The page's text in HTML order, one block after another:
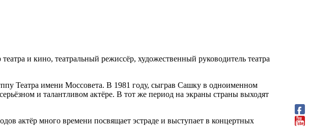
и кино, театральный режиссёр, художественный руководитель театра
Театра имени Моссовета. В 1981 году, сыграв Сашку в одноименном
и талантливом актёре. В тот же период на экраны страны выходят
актёр много времени посвящает эстраде и выступает в концертных